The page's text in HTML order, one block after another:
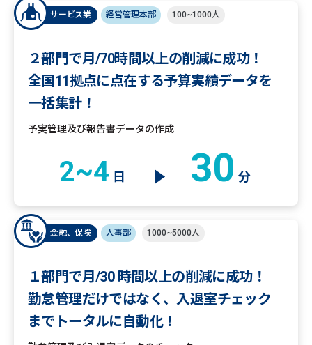
サービス業 経営管理本部 100~1000人
２部門で月/70時間以上の削減に成功！
全国11拠点に点在する予算実績データを
一括集計！
予実管理及び報告書データの作成
2~4 日 30 分
金融、保険 人事部 1000~5000人
１部門で月/30 時間以上の削減に成功！
勤怠管理だけではなく、入退室チェック
までトータルに自動化！